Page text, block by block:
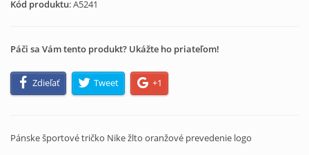
Kód produktu:A5241
Páči sa Vám tento produkt? Ukážte ho priateľom!
Zdieľať Tweet +1
Pánske športové tričko Nike žlto oranžové prevedenie logo